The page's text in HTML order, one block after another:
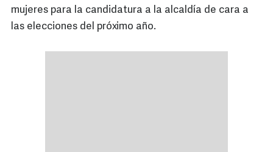
mujeres para la candidatura a la alcaldía de cara a
las elecciones del próximo año.